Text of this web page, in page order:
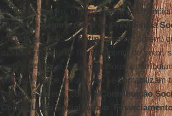
No fim de janeiro, o governo federal
contas doRegime Geral da Previdência
iniciada em 1995. AAnfipobserva, porém,
modelo tripartite de financiamento do setor,
empregadores e os trabalhadores
entidade, surge porque não se contabilizam
compor a receita, como aContribuição
Contribuição Social para o